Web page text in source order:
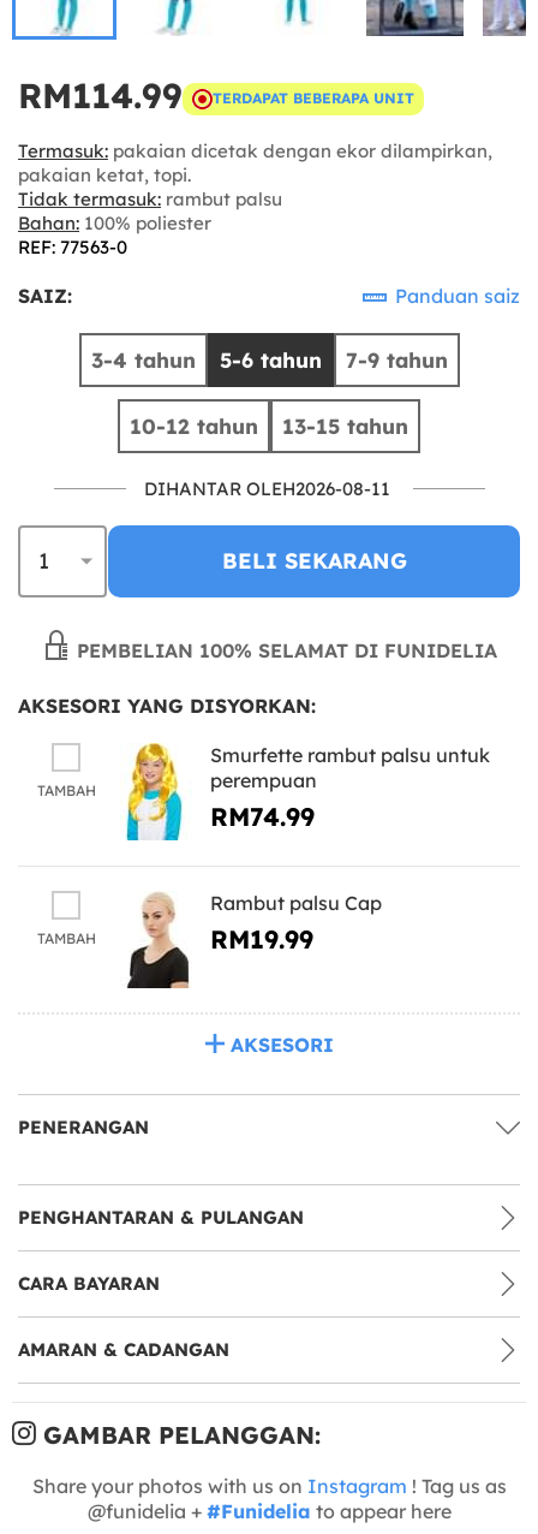
RM114.99 TERDAPAT BEBERAPA UNIT
Termasuk: pakaian dicetak dengan ekor dilampirkan,
pakaian ketat, topi.
Tidak termasuk: rambut palsu
Bahan: 100% poliester
REF: 77563-0
SAIZ: Panduan saiz
3-4 tahun 5-6 tahun 7-9 tahun
10-12 tahun 13-15 tahun
DIHANTAR OLEH2026-08-11
BELI SEKARANG
PEMBELIAN 100% SELAMAT DI FUNIDELIA
AKSESORI YANG DISYORKAN:
TAMBAH
Smurfette rambut palsu untuk
perempuan
RM74.99
TAMBAH
Rambut palsu Cap
RM19.99
AKSESORI
PENERANGAN
PENGHANTARAN & PULANGAN
CARA BAYARAN
AMARAN & CADANGAN
GAMBAR PELANGGAN:
Share your photos with us on Instagram ! Tag us as
@funidelia + #Funidelia to appear here